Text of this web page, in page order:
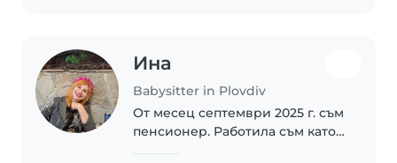
Ина
Babysitter in Plovdiv
От месец септември 2025 г. съм
пенсионер. Работила съм като